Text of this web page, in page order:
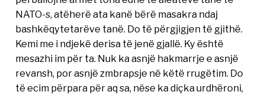
NATO-s, atëherë ata kanë bërë masakra ndaj
bashkëqytetarëve tanë. Do të përgjigjen të gjithë.
Kemi me i ndjekë derisa të jenë gjallë. Ky është
mesazhi im për ta. Nuk ka asnjë hakmarrje e asnjë
revansh, por asnjë zmbrapsje në këtë rrugëtim. Do
të ecim përpara për aq sa, nëse ka diçka urdhëroni,